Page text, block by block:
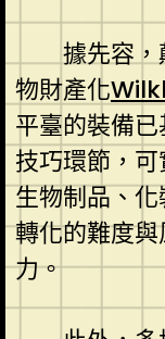
據先容
物財產化
平臺的裝備
技巧環節，
生物制品、
轉化的難度
力。